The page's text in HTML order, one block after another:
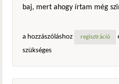
baj, mert ahogy írtam még
a hozzászóláshoz regisztráció
szükséges